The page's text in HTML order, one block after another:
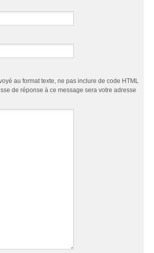
au format texte, ne pas inclure de code HTML
de réponse à ce message sera votre adresse